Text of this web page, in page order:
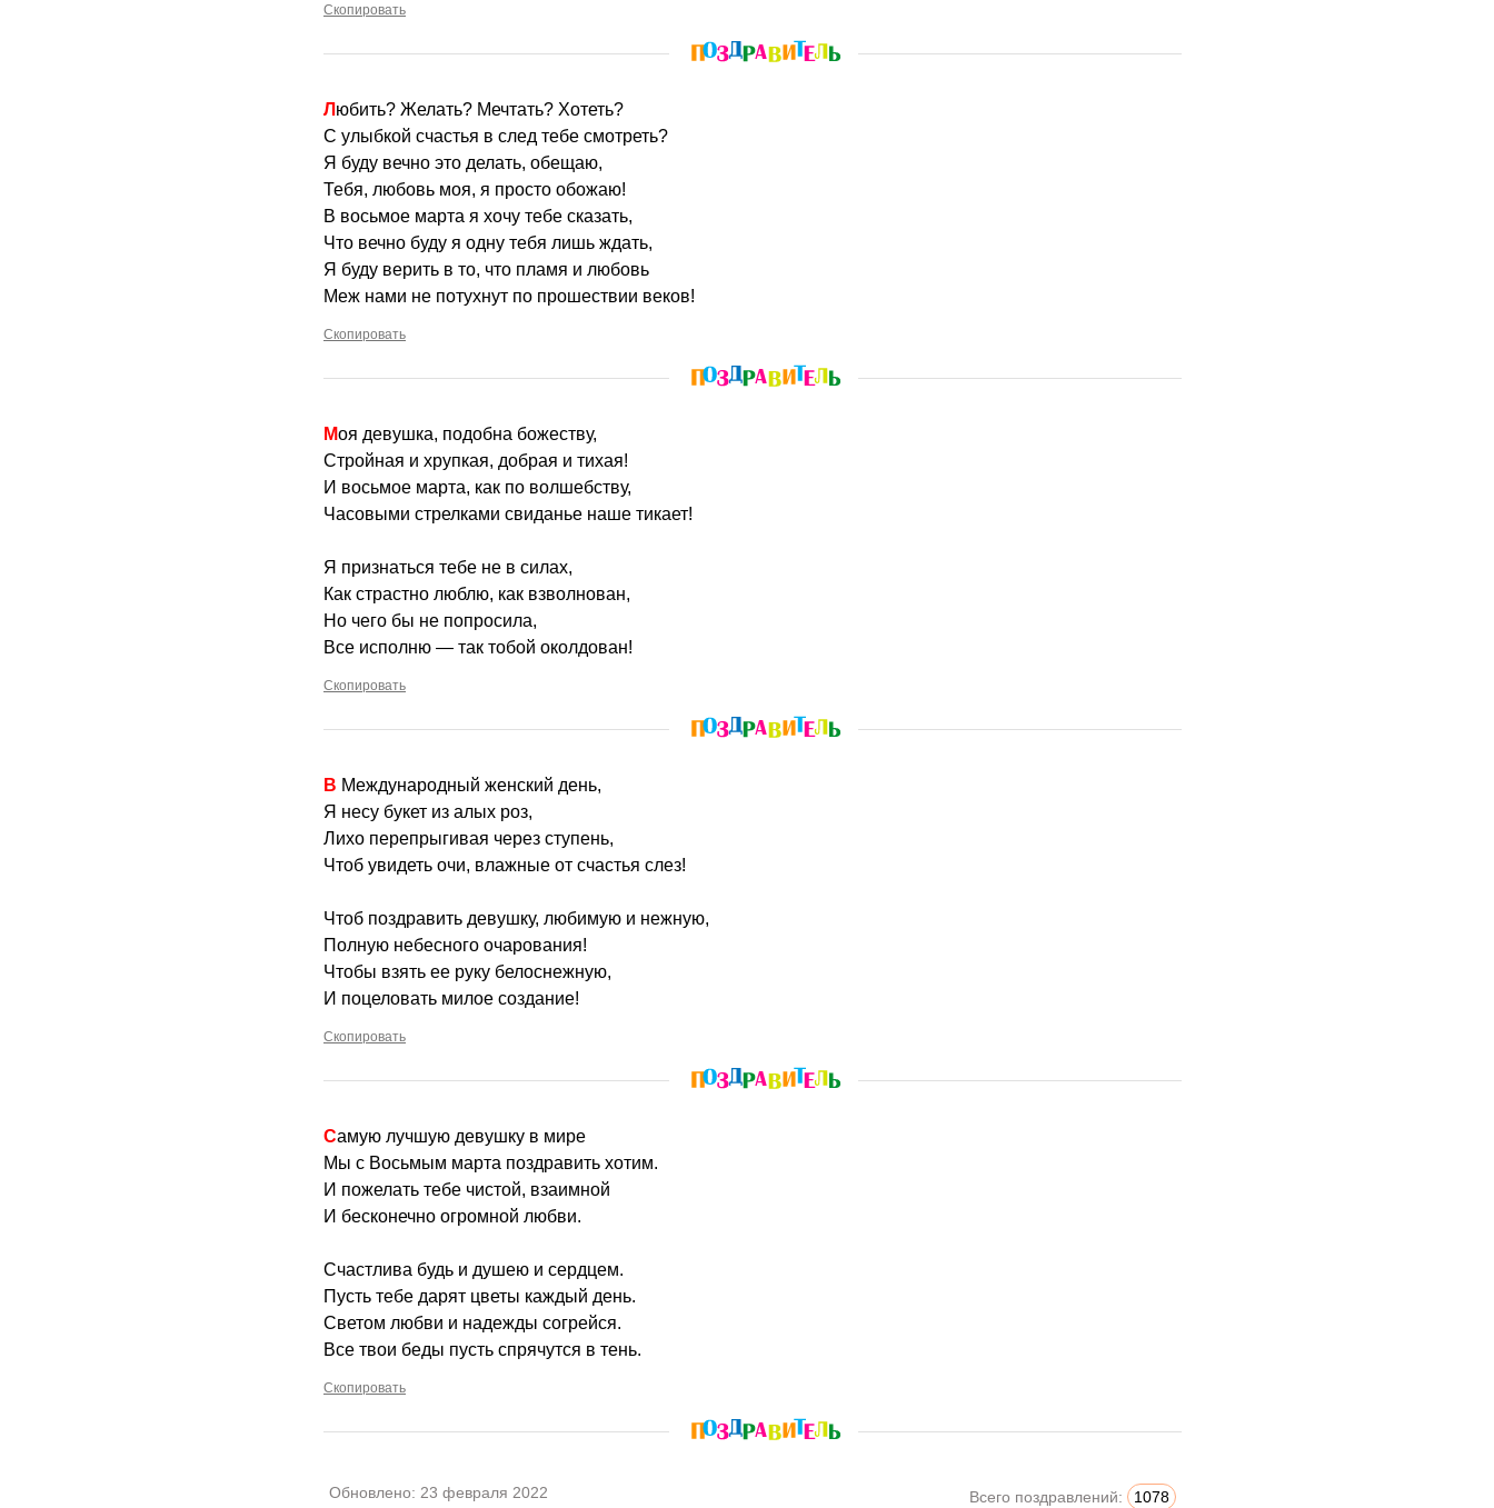
Скопировать
Любить? Желать? Мечтать? Хотеть?
С улыбкой счастья в след тебе смотреть?
Я буду вечно это делать, обещаю,
Тебя, любовь моя, я просто обожаю!
В восьмое марта я хочу тебе сказать,
Что вечно буду я одну тебя лишь ждать,
Я буду верить в то, что пламя и любовь
Меж нами не потухнут по прошествии веков!
Скопировать
Моя девушка, подобна божеству,
Стройная и хрупкая, добрая и тихая!
И восьмое марта, как по волшебству,
Часовыми стрелками свиданье наше тикает!
Я признаться тебе не в силах,
Как страстно люблю, как взволнован,
Но чего бы не попросила,
Все исполню — так тобой околдован!
Скопировать
В Международный женский день,
Я несу букет из алых роз,
Лихо перепрыгивая через ступень,
Чтоб увидеть очи, влажные от счастья слез!
Чтоб поздравить девушку, любимую и нежную,
Полную небесного очарования!
Чтобы взять ее руку белоснежную,
И поцеловать милое создание!
Скопировать
Самую лучшую девушку в мире
Мы с Восьмым марта поздравить хотим.
И пожелать тебе чистой, взаимной
И бесконечно огромной любви.
Счастлива будь и душею и сердцем.
Пусть тебе дарят цветы каждый день.
Светом любви и надежды согрейся.
Все твои беды пусть спрячутся в тень.
Скопировать
Обновлено: 23 февраля 2022 Всего поздравлений: 1078